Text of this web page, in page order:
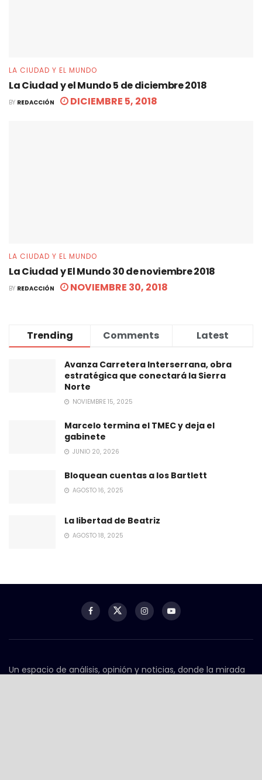
LA CIUDAD Y EL MUNDO
La Ciudad y el Mundo 5 de diciembre 2018
BY REDACCIÓN DICIEMBRE 5, 2018
LA CIUDAD Y EL MUNDO
La Ciudad y El Mundo 30 de noviembre 2018
BY REDACCIÓN NOVIEMBRE 30, 2018
Trending Comments Latest
Avanza Carretera Interserrana, obra
estratégica que conectará la Sierra
Norte
NOVIEMBRE 15, 2025
Marcelo termina el TMEC y deja el
gabinete
JUNIO 20, 2026
Bloquean cuentas a los Bartlett
AGOSTO 16, 2025
La libertad de Beatriz
AGOSTO 18, 2025
Un espacio de análisis, opinión y noticias, donde la mirada